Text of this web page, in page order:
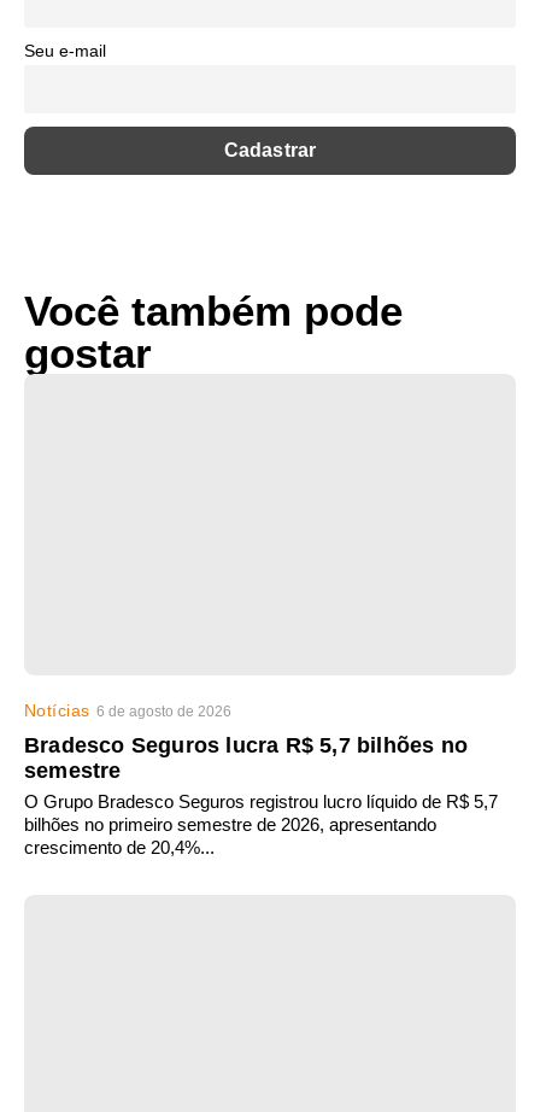
Seu e-mail
Você também pode
gostar
Notícias 6 de agosto de 2026
Bradesco Seguros lucra R$ 5,7 bilhões no
semestre
O Grupo Bradesco Seguros registrou lucro líquido de R$ 5,7
bilhões no primeiro semestre de 2026, apresentando
crescimento de 20,4%...